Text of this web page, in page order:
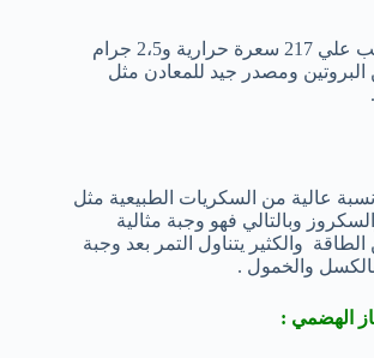
يحتوي نصف كوب زبيب علي 217 سعرة حرارية و2،5 جرام
البروتين ومصدر جيد للمعادن مثل
عالية من السكريات الطبيعية مثل
وبالتالي فهو وجبة مثالية
والكثير يتناول التمر بعد وجبة
بالكسل والخمول .